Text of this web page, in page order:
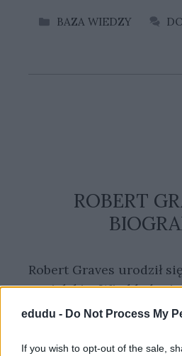
edudu - Do Not Process My
If you wish to opt-out of the sale,
KATEGORIE
BAZA WIEDZY
ROBERT
Robert Graves urodził
angielskim
irlandzkiego